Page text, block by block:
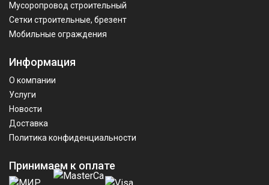
Мусоропровод строительный
Сетки строительные, брезент
Мобильные ограждения
Информация
О компании
Услуги
Новости
Доставка
Политика конфиденциальности
Принимаем к оплате